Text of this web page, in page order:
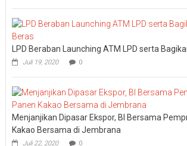
LPD Beraban Launching ATM LPD serta
Juli 19, 2020 0
Menjanjikan Dipasar Ekspor, BI Bersama
Kakao Bersama di Jembrana
Juli 22, 2020 0